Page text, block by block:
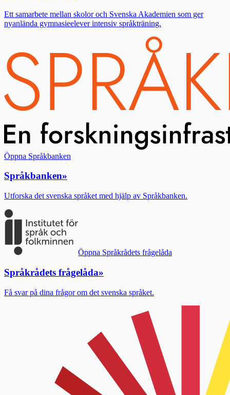
Ett samarbete mellan skolor och Svenska Akademien som ger
nyanlända gymnasieelever intensiv språkträning.
Öppna Språkbanken
Språkbanken»
Utforska det svenska språket med hjälp av Språkbanken.
Öppna Språkrådets frågelåda
Språkrådets frågelåda»
Få svar på dina frågor om det svenska språket.